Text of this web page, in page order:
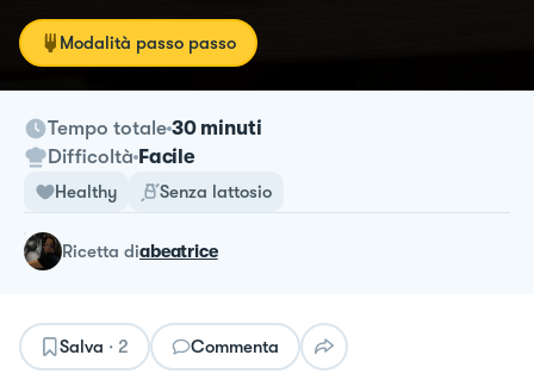
Modalità passo passo
Tempo totale 30 minuti
Difficoltà Facile
Healthy Senza lattosio
ricetta diabeatrice
Salva · 2 Commenta